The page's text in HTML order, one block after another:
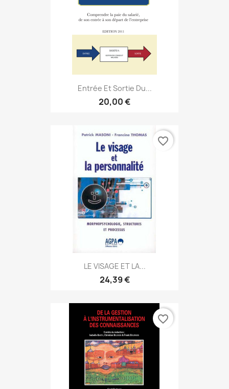
Entrée Et Sortie Du...
20,00 €
LE VISAGE ET LA...
24,39 €
favorite_border
favorite_border